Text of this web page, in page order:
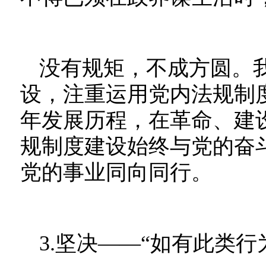
没有规矩，不成方圆。
设，注重运用党内法规制
年发展历程，在革命、建
规制度建设始终与党的奋
党的事业同向同行。
3.坚决——“如有此类行